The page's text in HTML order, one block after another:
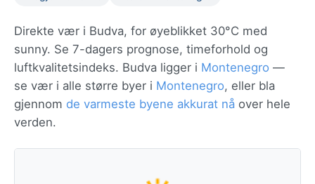
Direkte vær i Budva, for øyeblikket 30°C med
sunny. Se 7-dagers prognose, timeforhold og
luftkvalitetsindeks. Budva ligger i Montenegro —
se vær i alle større byer i Montenegro, eller bla
gjennom de varmeste byene akkurat nå over hele
verden.